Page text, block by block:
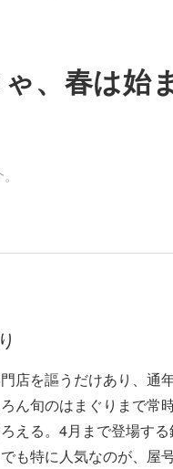
、春は始
店を謳うだけあり、通
ん旬のはまぐりまで常
える。4月まで登場す
も特に人気なのが、屋